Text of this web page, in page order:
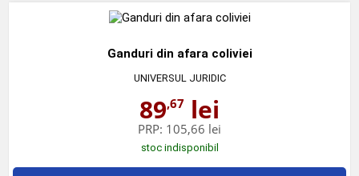
Ganduri din afara coliviei
UNIVERSUL JURIDIC
89,67 lei
PRP: 105,66 lei
stoc indisponibil